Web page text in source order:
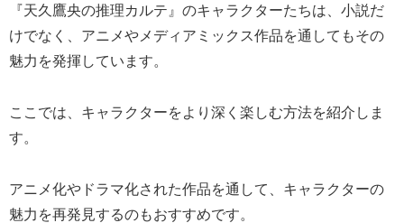
『天久鷹央の推理カルテ』のキャラクターたちは、小説だ
けでなく、アニメやメディアミックス作品を通してもその
魅力を発揮しています。
ここでは、キャラクターをより深く楽しむ方法を紹介しま
す。
アニメ化やドラマ化された作品を通して、キャラクターの
魅力を再発見するのもおすすめです。